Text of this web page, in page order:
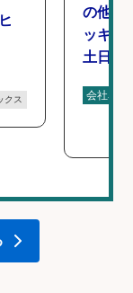
クス
の他/
ッキン
土日休
会社名